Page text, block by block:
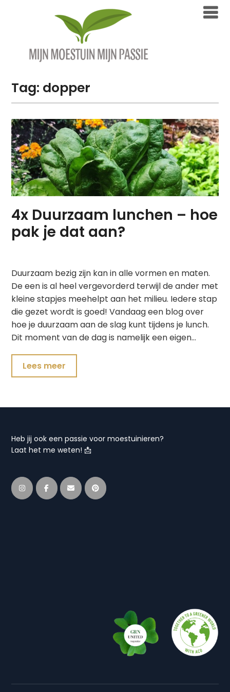
Tag: dopper
4x Duurzaam lunchen – hoe
pak je dat aan?
Duurzaam bezig zijn kan in alle vormen en maten.
De een is al heel vergevorderd terwijl de ander met
kleine stapjes meehelpt aan het milieu. Iedere stap
die gezet wordt is goed! Vandaag een blog over
hoe je duurzaam aan de slag kunt tijdens je lunch.
Dit moment van de dag is namelijk een eigen…
Lees meer
Heb jij ook een passie voor moestuinieren?
Laat het me weten! 📩